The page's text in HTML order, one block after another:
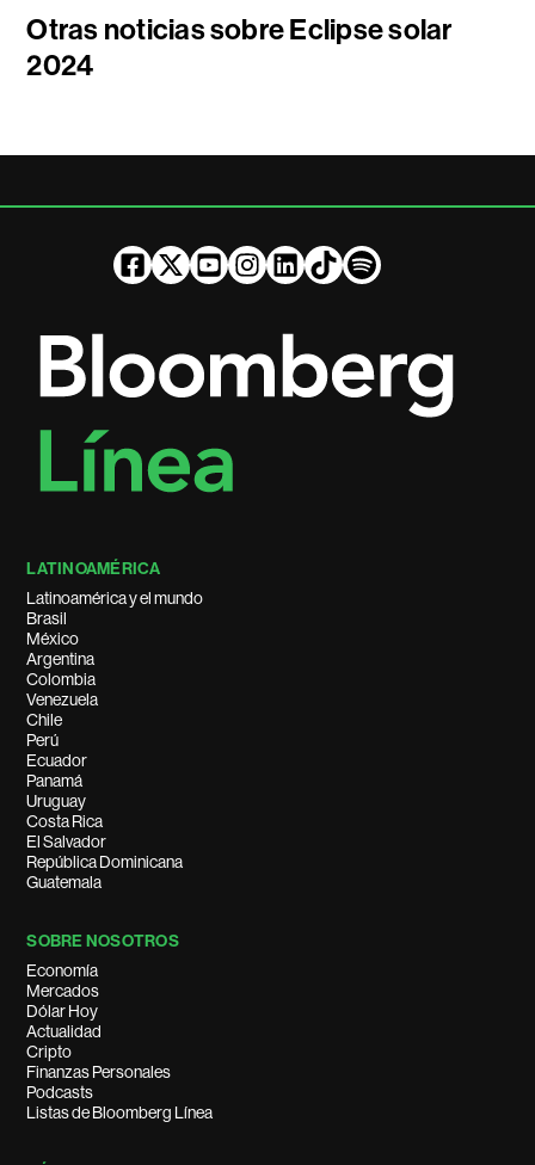
Otras noticias sobre Eclipse solar
2024
LATINOAMÉRICA
Latinoamérica y el mundo
Brasil
México
Argentina
Colombia
Venezuela
Chile
Perú
Ecuador
Panamá
Uruguay
Costa Rica
El Salvador
República Dominicana
Guatemala
SOBRE NOSOTROS
Economía
Mercados
Dólar Hoy
Actualidad
Cripto
Finanzas Personales
Podcasts
Listas de Bloomberg Línea